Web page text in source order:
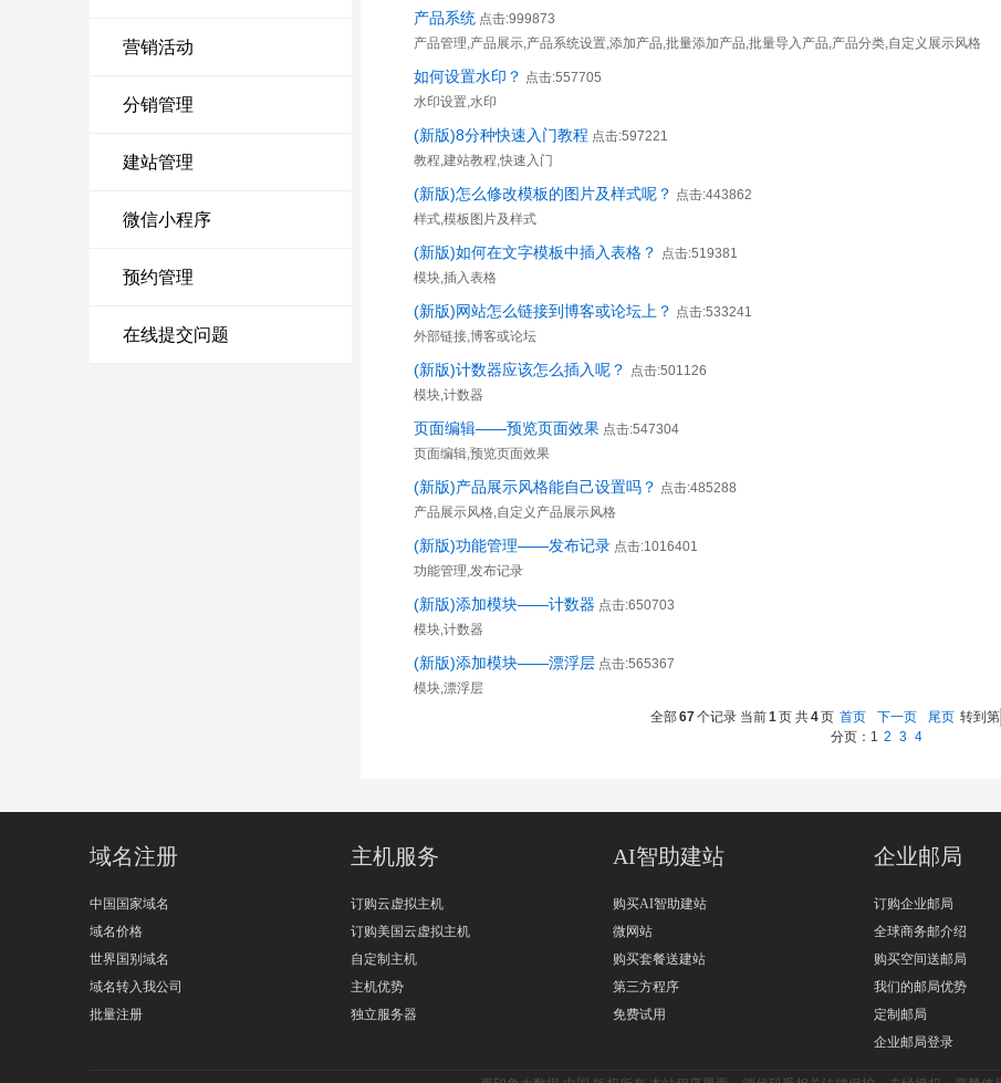
营销活动
分销管理
建站管理
微信小程序
预约管理
在线提交问题
产品系统 点击:999873
产品管理,产品展示,产品系统设置,添加产品,批量添加产品,批量导入产品,产品分类,自定义展示风格
如何设置水印？ 点击:557705
水印设置,水印
(新版)8分种快速入门教程 点击:597221
教程,建站教程,快速入门
(新版)怎么修改模板的图片及样式呢？ 点击:443862
样式,模板图片及样式
(新版)如何在文字模板中插入表格？ 点击:519381
模块,插入表格
(新版)网站怎么链接到博客或论坛上？ 点击:533241
外部链接,博客或论坛
(新版)计数器应该怎么插入呢？ 点击:501126
模块,计数器
页面编辑——预览页面效果 点击:547304
页面编辑,预览页面效果
(新版)产品展示风格能自己设置吗？ 点击:485288
产品展示风格,自定义产品展示风格
(新版)功能管理——发布记录 点击:1016401
功能管理,发布记录
(新版)添加模块——计数器 点击:650703
模块,计数器
(新版)添加模块——漂浮层 点击:565367
模块,漂浮层
全部67个记录 当前1页 共4页 首页 下一页 尾页 转到第
分页： 1 2 3 4
域名注册
中国国家域名
域名价格
世界国别域名
域名转入我公司
批量注册
主机服务
订购云虚拟主机
订购美国云虚拟主机
自定制主机
主机优势
独立服务器
AI智助建站
购买AI智助建站
微网站
购买套餐送建站
第三方程序
免费试用
企业邮局
订购企业邮局
全球商务邮介绍
购买空间送邮局
我们的邮局优势
定制邮局
企业邮局登录